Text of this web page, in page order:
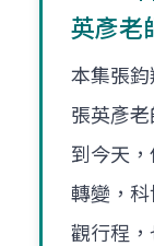
英彥老
本集張
張英彥
到今天
轉變，
觀行程